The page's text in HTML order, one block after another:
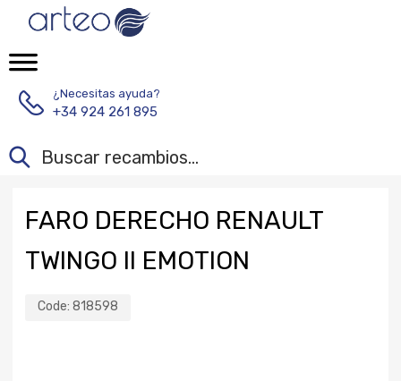
¿Necesitas ayuda?
+34 924 261 895
FARO DERECHO RENAULT
TWINGO II EMOTION
Code: 818598